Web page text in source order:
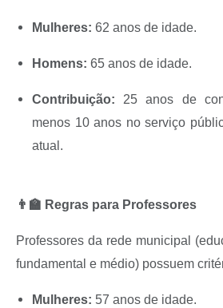
Mulheres: 62 anos de idade.
Homens: 65 anos de idade.
Contribuição: 25 anos de
menos 10 anos no serviço
atual.
👨‍🏫 Regras para Professores
Professores da rede municipal
fundamental e médio) possuem
Mulheres: 57 anos de idade.